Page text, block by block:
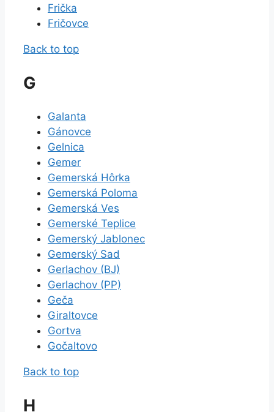
Frička
Fričovce
Back to top
G
Galanta
Gánovce
Gelnica
Gemer
Gemerská Hôrka
Gemerská Poloma
Gemerská Ves
Gemerské Teplice
Gemerský Jablonec
Gemerský Sad
Gerlachov (BJ)
Gerlachov (PP)
Geča
Giraltovce
Gortva
Gočaltovo
Back to top
H